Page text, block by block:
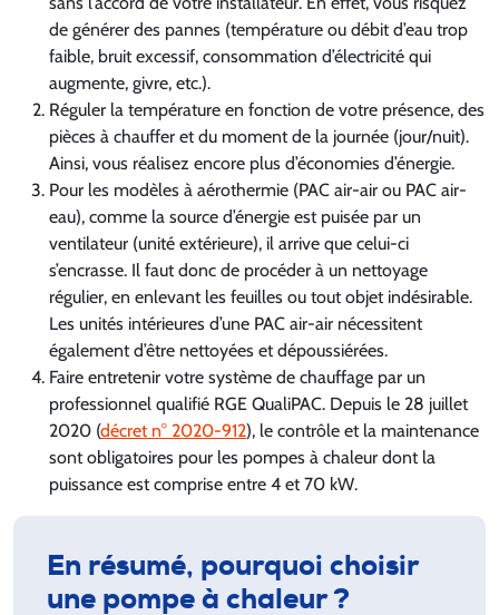
de générer des pannes (température ou débit d’eau trop
faible, bruit excessif, consommation d’électricité qui
augmente, givre, etc.).
Réguler la température en fonction de votre présence, des
pièces à chauffer et du moment de la journée (jour/nuit).
Ainsi, vous réalisez encore plus d’économies d’énergie.
Pour les modèles à aérothermie (PAC air-air ou PAC air-
eau), comme la source d’énergie est puisée par un
ventilateur (unité extérieure), il arrive que celui-ci
s’encrasse. Il faut donc de procéder à un nettoyage
régulier, en enlevant les feuilles ou tout objet indésirable.
Les unités intérieures d’une PAC air-air nécessitent
également d’être nettoyées et dépoussiérées.
Faire entretenir votre système de chauffage par un
professionnel qualifié RGE QualiPAC. Depuis le 28 juillet
2020 (décret n° 2020-912), le contrôle et la maintenance
sont obligatoires pour les pompes à chaleur dont la
puissance est comprise entre 4 et 70 kW.
En résumé, pourquoi choisir
une pompe à chaleur ?